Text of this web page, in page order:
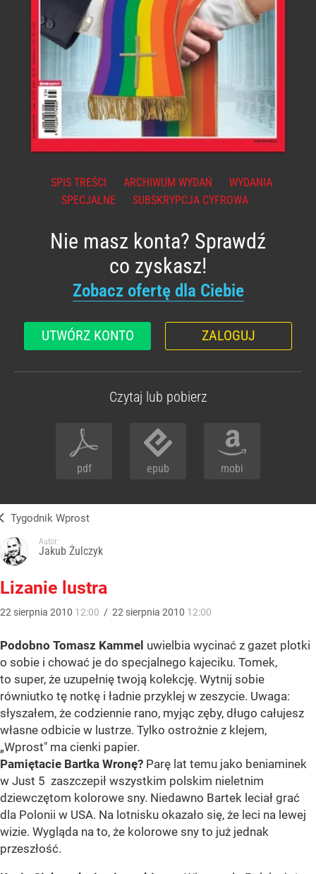
SPIS TREŚCI ARCHIWUM WYDAŃ
WYDANIA
SPECJALNE
SUBSKRYPCJA CYFROWA
Nie masz konta? Sprawdź
co zyskasz!
Zobacz ofertę dla Ciebie
UTWÓRZ KONTO ZALOGUJ
Czytaj lub pobierz
pdf epub mobi
Tygodnik Wprost
Autor:
Jakub Żulczyk
Lizanie lustra
22 sierpnia 2010 12:00 / 22 sierpnia 2010 12:00
Podobno Tomasz Kammel uwielbia wycinać z gazet plotki
o sobie i chować je do specjalnego kajeciku. Tomek,
to super, że uzupełnię twoją kolekcję. Wytnij sobie
równiutko tę notkę i ładnie przyklej w zeszycie. Uwaga:
słyszałem, że codziennie rano, myjąc zęby, długo całujesz
własne odbicie w lustrze. Tylko ostrożnie z klejem,
„Wprost" ma cienki papier.
Pamiętacie Bartka Wronę? Parę lat temu jako beniaminek
w Just 5 zaszczepił wszystkim polskim nieletnim
dziewczętom kolorowe sny. Niedawno Bartek leciał grać
dla Polonii w USA. Na lotnisku okazało się, że leci na lewej
wizie. Wygląda na to, że kolorowe sny to już jednak
przeszłość.